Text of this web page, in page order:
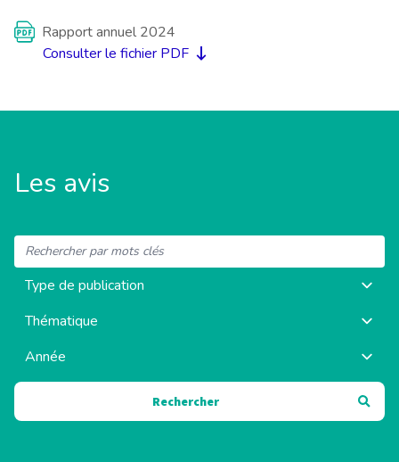
Rapport annuel 2024
Consulter le fichier PDF
Les avis